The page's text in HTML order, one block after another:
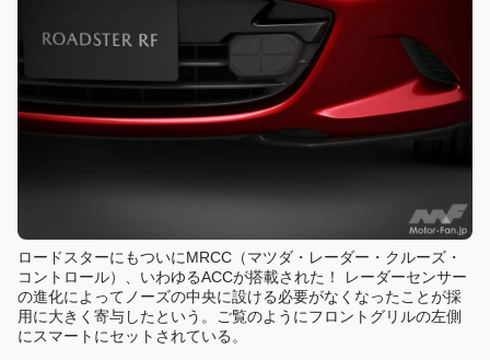
ロードスターにもついにMRCC（マツダ・レーダー・クルーズ・
コントロール）、いわゆるACCが搭載された！ レーダーセンサー
の進化によってノーズの中央に設ける必要がなくなったことが採
用に大きく寄与したという。ご覧のようにフロントグリルの左側
にスマートにセットされている。